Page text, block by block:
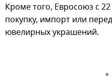
Кроме того, Евросоюз с
покупку, импорт или
ювелирных украшений.